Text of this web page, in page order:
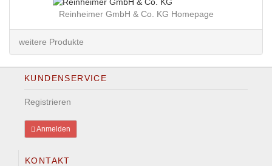
Reinheimer GmbH & Co. KG Homepage
weitere Produkte
KUNDENSERVICE
Registrieren
Anmelden
KONTAKT